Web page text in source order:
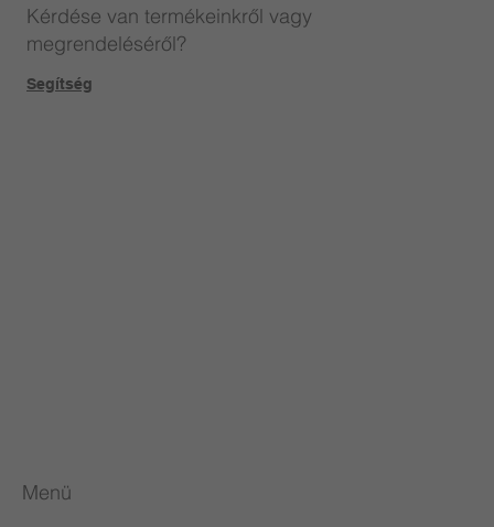
Kérdése van termékeinkről vagy
megrendeléséről?
Segítség
Menü